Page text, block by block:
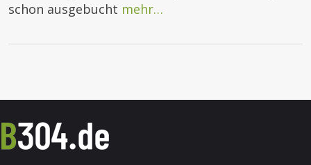
schon ausgebucht mehr…